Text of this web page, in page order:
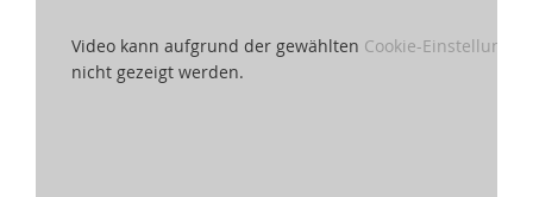
Video kann aufgrund der gewählten Cookie-Einstellungen
nicht gezeigt werden.